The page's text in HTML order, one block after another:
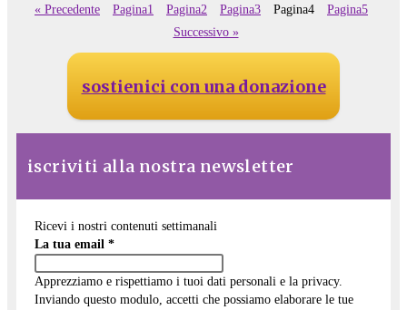
« Precedente Pagina1 Pagina2 Pagina3 Pagina4 Pagina5
Successivo »
sostienici con una donazione
iscriviti alla nostra newsletter
Ricevi i nostri contenuti settimanali
La tua email *
Apprezziamo e rispettiamo i tuoi dati personali e la privacy.
Inviando questo modulo, accetti che possiamo elaborare le tue